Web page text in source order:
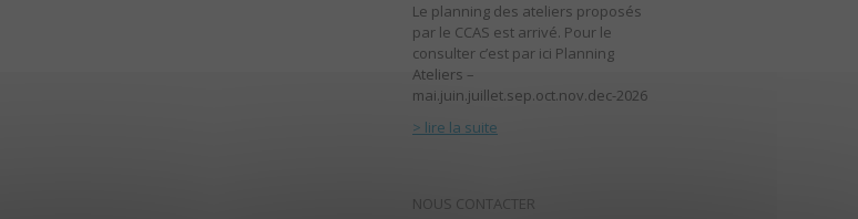
Le planning des ateliers proposés
par le CCAS est arrivé. Pour le
consulter c’est par ici Planning
Ateliers –
mai.juin.juillet.sep.oct.nov.dec-2026
> lire la suite
NOUS CONTACTER